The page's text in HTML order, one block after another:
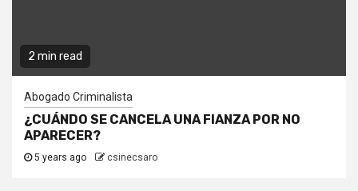
2 min read
Abogado Criminalista
¿CUÁNDO SE CANCELA UNA FIANZA POR NO
APARECER?
5 years ago csinecsaro